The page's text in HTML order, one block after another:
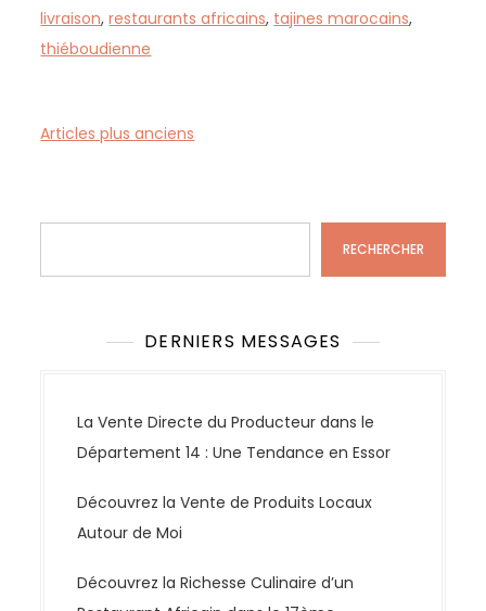
livraison,restaurants africains, tajines marocains,
thiéboudienne
N
i
a
Articles plus anciens
RECHERCHER
DERNIERS MESSAGES
La Vente Directe du Producteur dans le
Département 14 : Une Tendance en Essor
Découvrez la Vente de Produits Locaux
Autour de Moi
Découvrez la Richesse Culinaire d’un